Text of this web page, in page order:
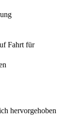
Fahrt für
hervorgehoben